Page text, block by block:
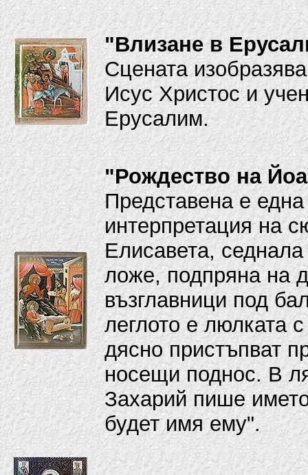
"Влизане в
Сцената
Исус Христос и
Ерусалим.
"Рождество на
Представена е
интерпретация на
Елисавета,
ложе, подпряна на
възглавници под
леглото е люлката
дясно пристъпват
носещи поднос. В
Захарий пише
будет имя ему".